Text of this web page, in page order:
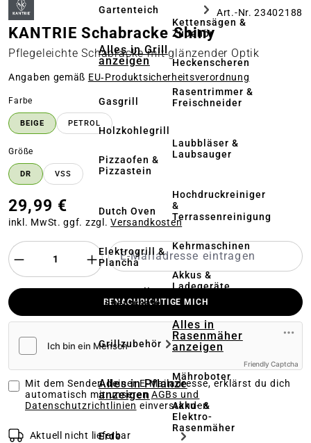
Gartenteich
Alles in Grill
anzeigen
Gasgrill
Holzkohlegrill
Pizzaofen &
Pizzastein
Dutch Oven
Elektrogrill &
Plancha
Feuerstelle &
Feuerschale
Grillzubehör
Alles in Pflanze
anzeigen
Erde
Kettensägen &
Zubehör
Heckenscheren
Rasentrimmer &
Freischneider
Laubbläser &
Laubsauger
Hochdruckreiniger
&
Terrassenreinigung
Kehrmaschinen
Akkus &
Ladegeräte
Alles in
Rasenmäher
anzeigen
Mähroboter
Akku- &
Elektro-
Rasenmäher
Art.-Nr. 23402188
KANTRIE Schabracke Shiny
Pflegeleichte Schabracke mit glänzender Optik
Angaben gemäß EU‑Produktsicherheitsverordnung
Farbe
BEIGE PETROL
Größe
DR VSS
29,99 €
inkl. MwSt. ggf. zzgl.Versandkosten
BENACHRICHTIGE MICH
Friendly Captcha
Mit dem Senden deiner E-Mailadresse, erklärst du dich
automatisch mit unseren AGBs und
Datenschutzrichtlinien einverstanden
Aktuell nicht lieferbar